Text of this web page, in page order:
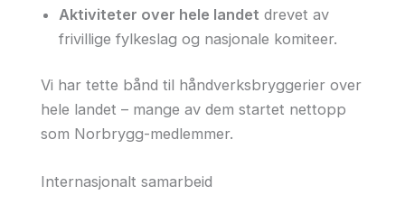
Aktiviteter over hele landet drevet av
frivillige fylkeslag og nasjonale komiteer.
Vi har tette bånd til håndverksbryggerier over
hele landet – mange av dem startet nettopp
som Norbrygg-medlemmer.
Internasjonalt samarbeid